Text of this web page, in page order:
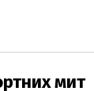
мит